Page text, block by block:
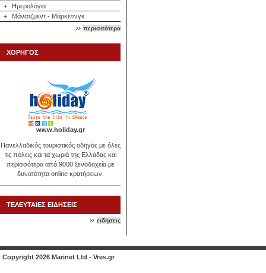
+
Ημερολόγια
+
Μάνατζμεντ - Μάρκετινγκ
περισσότερα
ΧΟΡΗΓΟΣ
www.holiday.gr
Πανελλαδικός τουριστικός οδηγός με όλες
τις πόλεις και τα χωριά της Ελλάδας και
περισσότερα από 9000 ξενοδοχεία με
δυνατότητα online κρατήσεων.
ΤΕΛΕΥΤΑΙΕΣ ΕΙΔΗΣΕΙΣ
ειδήσεις
Copyright 2026 Marinet Ltd - Vres.gr